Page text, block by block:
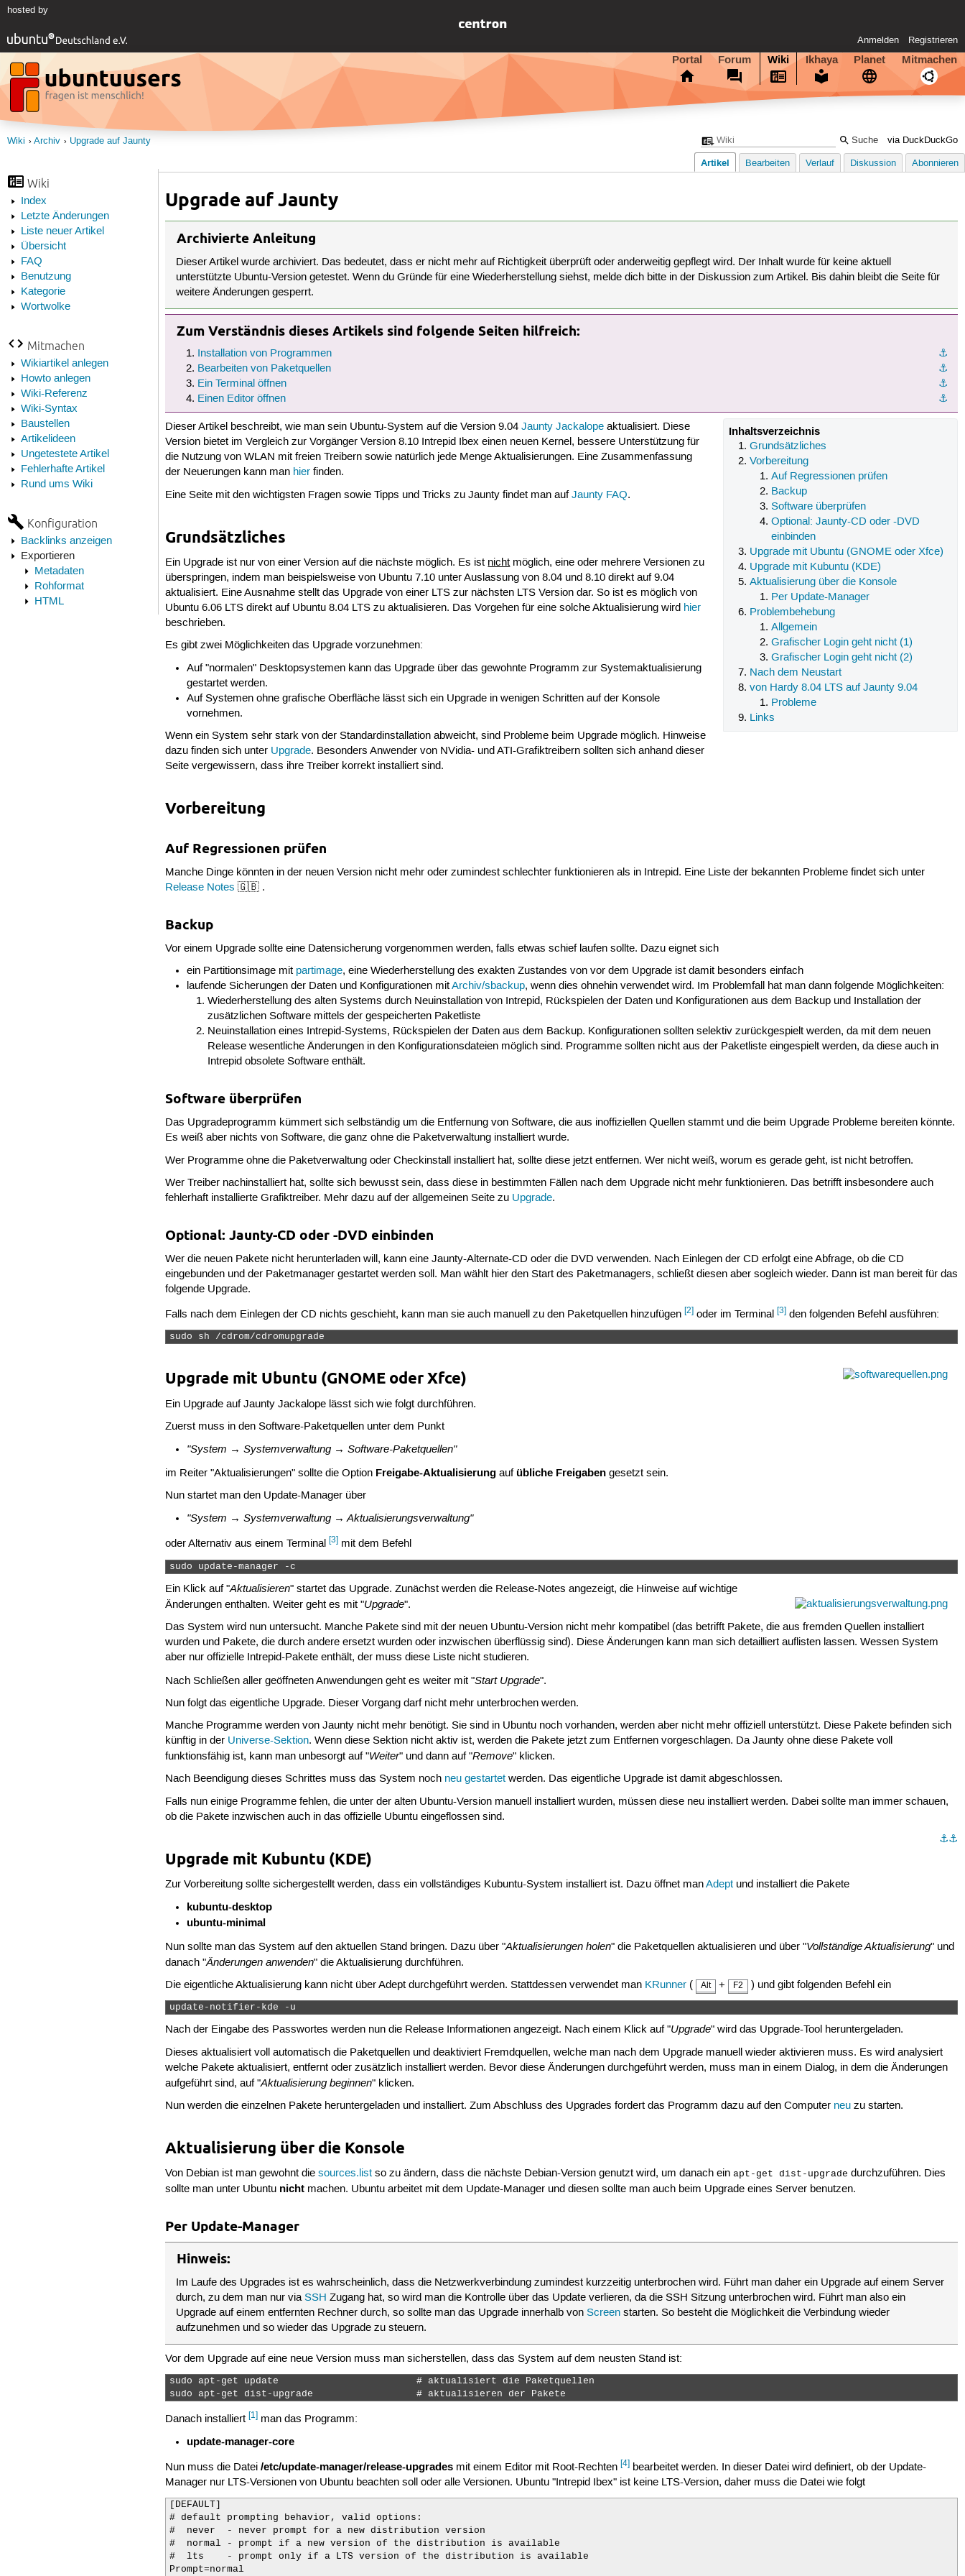
hosted by
Anmelden Registrieren
Portal Forum Wiki Ikhaya Planet Mitmachen
via DuckDuckGo
Wiki Archiv Upgrade auf Jaunty
Wiki
Index
Letzte Änderungen
Liste neuer Artikel
Übersicht
FAQ
Benutzung
Kategorie
Wortwolke
Mitmachen
Wikiartikel anlegen
Howto anlegen
Wiki-Referenz
Wiki-Syntax
Baustellen
Artikelideen
Ungetestete Artikel
Fehlerhafte Artikel
Rund ums Wiki
Konfiguration
Backlinks anzeigen
Exportieren
Metadaten
Rohformat
HTML
Artikel Bearbeiten Verlauf Diskussion Abonnieren
Upgrade auf Jaunty
Archivierte Anleitung
Dieser Artikel wurde archiviert. Das bedeutet, dass er nicht mehr auf Richtigkeit überprüft oder anderweitig gepflegt wird. Der Inhalt wurde für keine aktuell
unterstützte Ubuntu-Version getestet. Wenn du Gründe für eine Wiederherstellung siehst, melde dich bitte in der Diskussion zum Artikel. Bis dahin bleibt die Seite für
weitere Änderungen gesperrt.
Zum Verständnis dieses Artikels sind folgende Seiten hilfreich:
⚓︎
Installation von Programmen
⚓︎
Bearbeiten von Paketquellen
⚓︎
Ein Terminal öffnen
⚓︎
Einen Editor öffnen
Inhaltsverzeichnis
Grundsätzliches
Vorbereitung
Auf Regressionen prüfen
Backup
Software überprüfen
Optional: Jaunty-CD oder -DVD
einbinden
Upgrade mit Ubuntu (GNOME oder Xfce)
Upgrade mit Kubuntu (KDE)
Aktualisierung über die Konsole
Per Update-Manager
Problembehebung
Allgemein
Grafischer Login geht nicht (1)
Grafischer Login geht nicht (2)
Nach dem Neustart
von Hardy 8.04 LTS auf Jaunty 9.04
Probleme
Links
Dieser Artikel beschreibt, wie man sein Ubuntu-System auf die Version 9.04Jaunty Jackalope aktualisiert. Diese
Version bietet im Vergleich zur Vorgänger Version 8.10 Intrepid Ibex einen neuen Kernel, bessere Unterstützung für
die Nutzung von WLAN mit freien Treibern sowie natürlich jede Menge Aktualisierungen. Eine Zusammenfassung
der Neuerungen kann man hier finden.
Eine Seite mit den wichtigsten Fragen sowie Tipps und Tricks zu Jaunty findet man aufJaunty FAQ.
Grundsätzliches
Ein Upgrade ist nur von einer Version auf die nächste möglich. Es ist nicht möglich, eine oder mehrere Versionen zu
überspringen, indem man beispielsweise von Ubuntu 7.10 unter Auslassung von 8.04 und 8.10 direkt auf 9.04
aktualisiert. Eine Ausnahme stellt das Upgrade von einer LTS zur nächsten LTS Version dar. So ist es möglich von
Ubuntu 6.06 LTS direkt auf Ubuntu 8.04 LTS zu aktualisieren. Das Vorgehen für eine solche Aktualisierung wird hier
beschrieben.
Es gibt zwei Möglichkeiten das Upgrade vorzunehmen:
Auf "normalen" Desktopsystemen kann das Upgrade über das gewohnte Programm zur Systemaktualisierung
gestartet werden.
Auf Systemen ohne grafische Oberfläche lässt sich ein Upgrade in wenigen Schritten auf der Konsole
vornehmen.
Wenn ein System sehr stark von der Standardinstallation abweicht, sind Probleme beim Upgrade möglich. Hinweise
dazu finden sich unter Upgrade. Besonders Anwender von NVidia- und ATI-Grafiktreibern sollten sich anhand dieser
Seite vergewissern, dass ihre Treiber korrekt installiert sind.
Vorbereitung
Auf Regressionen prüfen
Manche Dinge könnten in der neuen Version nicht mehr oder zumindest schlechter funktionieren als in Intrepid. Eine Liste der bekannten Probleme findet sich unter
Release Notes 🇬🇧 .
Backup
Vor einem Upgrade sollte eine Datensicherung vorgenommen werden, falls etwas schief laufen sollte. Dazu eignet sich
ein Partitionsimage mit partimage, eine Wiederherstellung des exakten Zustandes von vor dem Upgrade ist damit besonders einfach
laufende Sicherungen der Daten und Konfigurationen mitArchiv/sbackup, wenn dies ohnehin verwendet wird. Im Problemfall hat man dann folgende Möglichkeiten:
Wiederherstellung des alten Systems durch Neuinstallation von Intrepid, Rückspielen der Daten und Konfigurationen aus dem Backup und Installation der
zusätzlichen Software mittels der gespeicherten Paketliste
Neuinstallation eines Intrepid-Systems, Rückspielen der Daten aus dem Backup. Konfigurationen sollten selektiv zurückgespielt werden, da mit dem neuen
Release wesentliche Änderungen in den Konfigurationsdateien möglich sind. Programme sollten nicht aus der Paketliste eingespielt werden, da diese auch in
Intrepid obsolete Software enthält.
Software überprüfen
Das Upgradeprogramm kümmert sich selbständig um die Entfernung von Software, die aus inoffiziellen Quellen stammt und die beim Upgrade Probleme bereiten könnte.
Es weiß aber nichts von Software, die ganz ohne die Paketverwaltung installiert wurde.
Wer Programme ohne die Paketverwaltung oder Checkinstall installiert hat, sollte diese jetzt entfernen. Wer nicht weiß, worum es gerade geht, ist nicht betroffen.
Wer Treiber nachinstalliert hat, sollte sich bewusst sein, dass diese in bestimmten Fällen nach dem Upgrade nicht mehr funktionieren. Das betrifft insbesondere auch
fehlerhaft installierte Grafiktreiber. Mehr dazu auf der allgemeinen Seite zu Upgrade.
Optional: Jaunty-CD oder -DVD einbinden
Wer die neuen Pakete nicht herunterladen will, kann eine Jaunty-Alternate-CD oder die DVD verwenden. Nach Einlegen der CD erfolgt eine Abfrage, ob die CD
eingebunden und der Paketmanager gestartet werden soll. Man wählt hier den Start des Paketmanagers, schließt diesen aber sogleich wieder. Dann ist man bereit für das
folgende Upgrade.
Falls nach dem Einlegen der CD nichts geschieht, kann man sie auch manuell zu den Paketquellen hinzufügen[2] oder im Terminal[3] den folgenden Befehl ausführen:
sudo sh /cdrom/cdromupgrade
Upgrade mit Ubuntu (GNOME oder Xfce)
Ein Upgrade auf Jaunty Jackalope lässt sich wie folgt durchführen.
Zuerst muss in den Software-Paketquellen unter dem Punkt
"System → Systemverwaltung → Software-Paketquellen"
im Reiter "Aktualisierungen" sollte die Option Freigabe-Aktualisierung auf übliche Freigaben gesetzt sein.
Nun startet man den Update-Manager über
"System → Systemverwaltung → Aktualisierungsverwaltung"
oder Alternativ aus einem Terminal[3] mit dem Befehl
sudo update-manager -c
Ein Klick auf "Aktualisieren" startet das Upgrade. Zunächst werden die Release-Notes angezeigt, die Hinweise auf wichtige
Änderungen enthalten. Weiter geht es mit "Upgrade".
Das System wird nun untersucht. Manche Pakete sind mit der neuen Ubuntu-Version nicht mehr kompatibel (das betrifft Pakete, die aus fremden Quellen installiert
wurden und Pakete, die durch andere ersetzt wurden oder inzwischen überflüssig sind). Diese Änderungen kann man sich detailliert auflisten lassen. Wessen System
aber nur offizielle Intrepid-Pakete enthält, der muss diese Liste nicht studieren.
Nach Schließen aller geöffneten Anwendungen geht es weiter mit "Start Upgrade".
Nun folgt das eigentliche Upgrade. Dieser Vorgang darf nicht mehr unterbrochen werden.
Manche Programme werden von Jaunty nicht mehr benötigt. Sie sind in Ubuntu noch vorhanden, werden aber nicht mehr offiziell unterstützt. Diese Pakete befinden sich
künftig in der Universe-Sektion. Wenn diese Sektion nicht aktiv ist, werden die Pakete jetzt zum Entfernen vorgeschlagen. Da Jaunty ohne diese Pakete voll
funktionsfähig ist, kann man unbesorgt auf "Weiter" und dann auf "Remove" klicken.
Nach Beendigung dieses Schrittes muss das System noch neu gestartet werden. Das eigentliche Upgrade ist damit abgeschlossen.
Falls nun einige Programme fehlen, die unter der alten Ubuntu-Version manuell installiert wurden, müssen diese neu installiert werden. Dabei sollte man immer schauen,
ob die Pakete inzwischen auch in das offizielle Ubuntu eingeflossen sind.
⚓︎
⚓︎
Upgrade mit Kubuntu (KDE)
Zur Vorbereitung sollte sichergestellt werden, dass ein vollständiges Kubuntu-System installiert ist. Dazu öffnet manAdept und installiert die Pakete
kubuntu-desktop
ubuntu-minimal
Nun sollte man das System auf den aktuellen Stand bringen. Dazu über "Aktualisierungen holen" die Paketquellen aktualisieren und über "Vollständige Aktualisierung" und
danach "Änderungen anwenden" die Aktualisierung durchführen.
Die eigentliche Aktualisierung kann nicht über Adept durchgeführt werden. Stattdessen verwendet man KRunner ( Alt + F2 ) und gibt folgenden Befehl ein
update-notifier-kde -u
Nach der Eingabe des Passwortes werden nun die Release Informationen angezeigt. Nach einem Klick auf "Upgrade" wird das Upgrade-Tool heruntergeladen.
Dieses aktualisiert voll automatisch die Paketquellen und deaktiviert Fremdquellen, welche man nach dem Upgrade manuell wieder aktivieren muss. Es wird analysiert
welche Pakete aktualisiert, entfernt oder zusätzlich installiert werden. Bevor diese Änderungen durchgeführt werden, muss man in einem Dialog, in dem die Änderungen
aufgeführt sind, auf "Aktualisierung beginnen" klicken.
Nun werden die einzelnen Pakete heruntergeladen und installiert. Zum Abschluss des Upgrades fordert das Programm dazu auf den Computer neu zu starten.
Aktualisierung über die Konsole
Von Debian ist man gewohnt diesources.list so zu ändern, dass die nächste Debian-Version genutzt wird, um danach einapt-get dist-upgrade durchzuführen. Dies
sollte man unter Ubuntu nicht machen. Ubuntu arbeitet mit dem Update-Manager und diesen sollte man auch beim Upgrade eines Server benutzen.
Per Update-Manager
Hinweis:
Im Laufe des Upgrades ist es wahrscheinlich, dass die Netzwerkverbindung zumindest kurzzeitig unterbrochen wird. Führt man daher ein Upgrade auf einem Server
durch, zu dem man nur viaSSH Zugang hat, so wird man die Kontrolle über das Update verlieren, da die SSH Sitzung unterbrochen wird. Führt man also ein
Upgrade auf einem entfernten Rechner durch, so sollte man das Upgrade innerhalb vonScreen starten. So besteht die Möglichkeit die Verbindung wieder
aufzunehmen und so wieder das Upgrade zu steuern.
Vor dem Upgrade auf eine neue Version muss man sicherstellen, dass das System auf dem neusten Stand ist:
sudo apt-get update                        # aktualisiert die Paketquellen
sudo apt-get dist-upgrade                  # aktualisieren der Pakete
Danach installiert[1] man das Programm:
update-manager-core
Nun muss die Datei/etc/update-manager/release-upgrades mit einem Editor mit Root-Rechten[4] bearbeitet werden. In dieser Datei wird definiert, ob der Update-
Manager nur LTS-Versionen von Ubuntu beachten soll oder alle Versionen. Ubuntu "Intrepid Ibex" ist keine LTS-Version, daher muss die Datei wie folgt
[DEFAULT]
# default prompting behavior, valid options:
#  never  - never prompt for a new distribution version
#  normal - prompt if a new version of the distribution is available
#  lts    - prompt only if a LTS version of the distribution is available
Prompt=normal